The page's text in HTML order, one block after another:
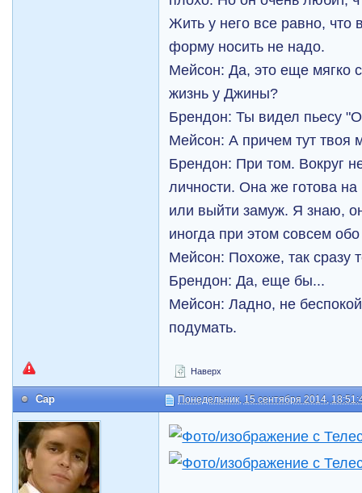
Жить у него все равно, что
форму носить не надо.
Мейсон: Да, это еще мягко
жизнь у Джины?
Брендон: Ты видел пьесу
Мейсон: А причем тут твоя
Брендон: При том. Вокруг
личности. Она же готова
или выйти замуж. Я знаю,
иногда при этом совсем
Мейсон: Похоже, так сразу
Брендон: Да, еще бы...
Мейсон: Ладно, не
подумать.
Наверх
Cap Понедельник, 15 сентября 2014,